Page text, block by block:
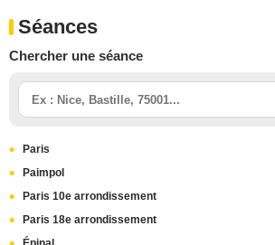
Séances
Chercher une séance
Paris
Paimpol
Paris 10e arrondissement
Paris 18e arrondissement